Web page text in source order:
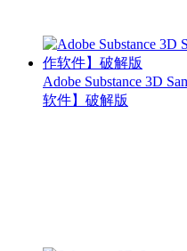
Adobe Substance 3D
软件】破解版